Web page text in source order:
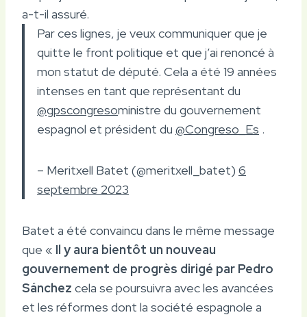
a-t-il assuré.
Par ces lignes, je veux communiquer que je
quitte le front politique et que j’ai renoncé à
mon statut de député. Cela a été 19 années
intenses en tant que représentant du
@gpscongresoministre du gouvernement
espagnol et président du @Congreso_Es .
– Meritxell Batet (@meritxell_batet) 6
septembre 2023
Batet a été convaincu dans le même message
que « Il y aura bientôt un nouveau
gouvernement de progrès dirigé par Pedro
Sánchez cela se poursuivra avec les avancées
et les réformes dont la société espagnole a